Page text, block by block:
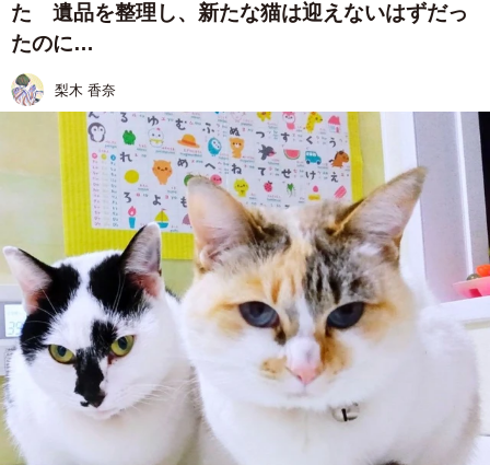
た 遺品を整理し、新たな猫は迎えないはずだっ
たのに…
梨木 香奈